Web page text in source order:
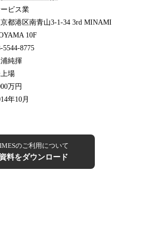
ビス業
都港区南青山3-1-34 3rd MINAMI
10F
5544-8775
純揮
場
万円
年10月
のご利用について
資料をダウンロード